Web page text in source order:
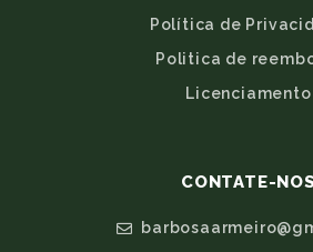
Política de
Politica de
Licenciamento
CONTATE-NOS